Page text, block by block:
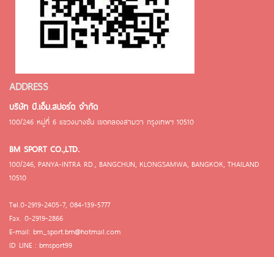
ADDRESS
บริษัท บี.เอ็ม.สปอร์ต จำกัด
100/246 หมู่ที่ 6 แขวงบางชัน เขตคลองสามวา กรุงเทพฯ 10510
BM SPORT CO.,LTD.
100/246, PANYA-INTRA RD., BANGCHUN, KLONGSAMWA, BANGKOK, THAILAND
10510
Tel.0-2919-2405-7, 084-139-5777
Fax. 0-2919-2866
E-mail: bm_sport.bm@hotmail.com
ID LINE : bmsport99